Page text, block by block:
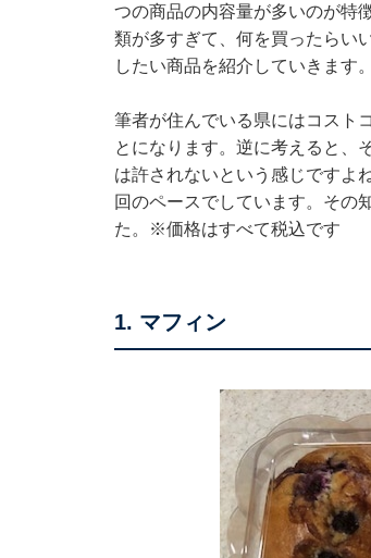
つの商品の内容量が多いのが特
類が多すぎて、何を買ったらい
したい商品を紹介していきます。
筆者が住んでいる県にはコスト
とになります。逆に考えると、
は許されないという感じですよ
回のペースでしています。その
た。※価格はすべて税込です
1. マフィン